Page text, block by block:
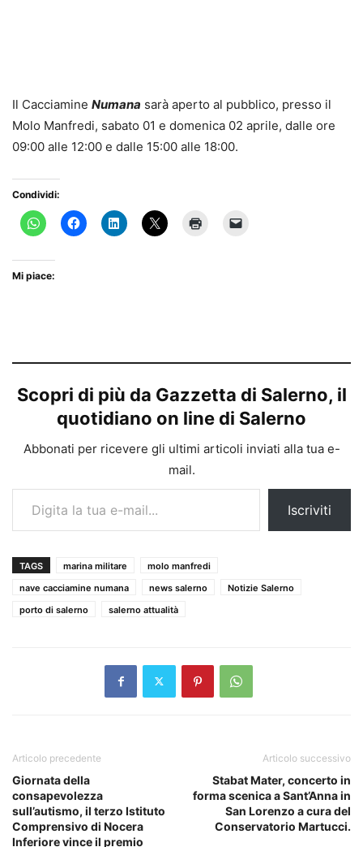
Il Cacciamine Numana sarà aperto al pubblico, presso il
Molo Manfredi, sabato 01 e domenica 02 aprile, dalle ore
09:00 alle 12:00 e dalle 15:00 alle 18:00.
Condividi:
Mi piace:
Scopri di più da Gazzetta di Salerno, il
quotidiano on line di Salerno
Abbonati per ricevere gli ultimi articoli inviati alla tua e-
mail.
Digita la tua e-mail...
Iscriviti
TAGS marina militare
molo manfredi
nave cacciamine numana
news salerno
Notizie Salerno
porto di salerno
salerno attualità
Articolo precedente
Giornata della
consapevolezza
sull’autismo, il terzo Istituto
Comprensivo di Nocera
Inferiore vince il premio
Articolo successivo
Stabat Mater, concerto in
forma scenica a Sant’Anna in
San Lorenzo a cura del
Conservatorio Martucci.